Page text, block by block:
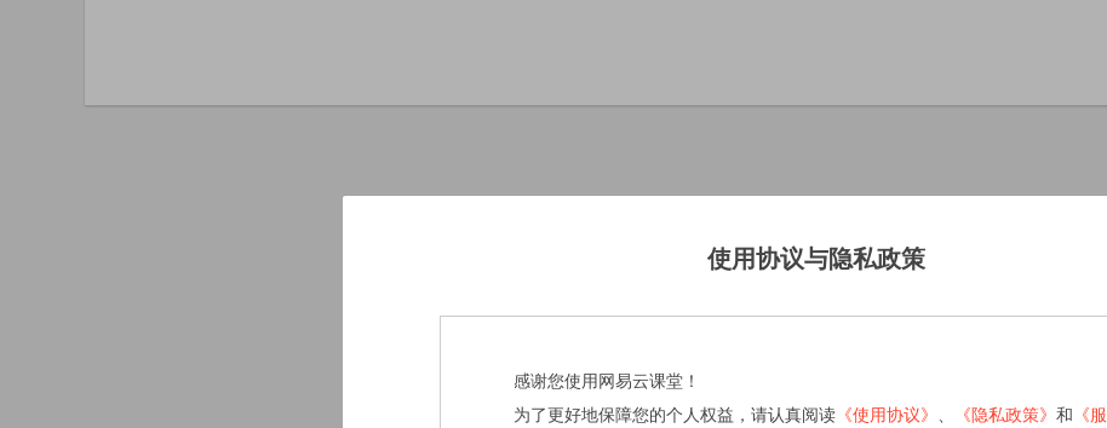
使用协议与隐私政策
感谢您使用网易云课堂！
为了更好地保障您的个人权益，请认真阅读 《使用协议》 《隐私政策》 和 《服